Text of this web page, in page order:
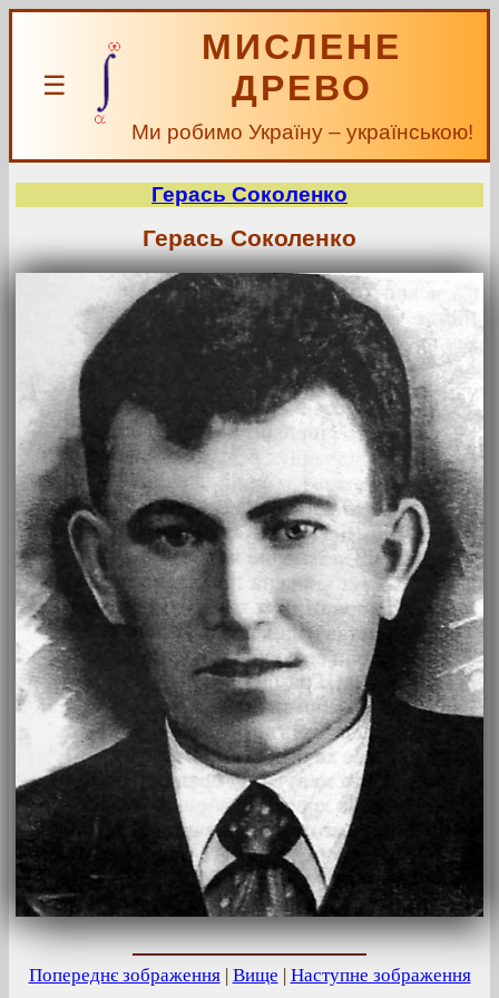
☰
МИСЛЕНЕ
ДРЕВО
Ми робимо Україну – українською!
Герась Соколенко
Герась Соколенко
Попереднє зображення| Вище Наступне зображення